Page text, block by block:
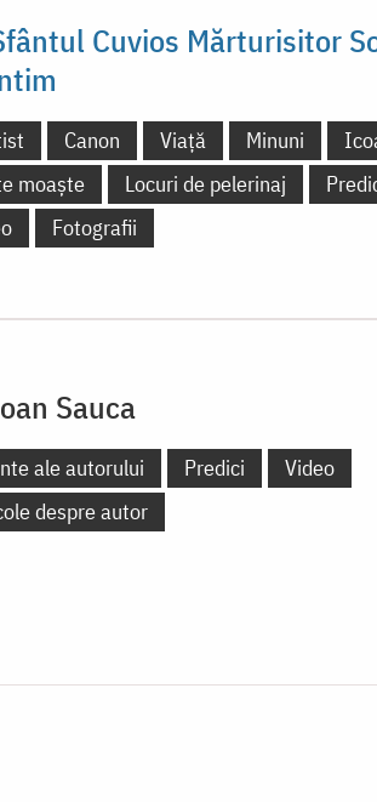
Cuvios Mărturisitor
Canon Viață Minuni
moaște
Locuri de pelerinaj
Fotografii
Sauca
ale autorului Predici
Video
despre autor